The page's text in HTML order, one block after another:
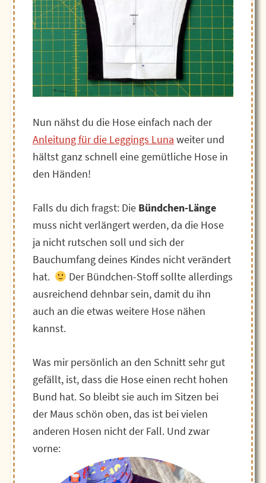
Nun nähst du die Hose einfach nach der
Anleitung für die Leggings Luna weiter und
hältst ganz schnell eine gemütliche Hose in
den Händen!
Falls du dich fragst: Die Bündchen-Länge
muss nicht verlängert werden, da die Hose
ja nicht rutschen soll und sich der
Bauchumfang deines Kindes nicht verändert
hat.
Der Bündchen-Stoff sollte allerdings
ausreichend dehnbar sein, damit du ihn
auch an die etwas weitere Hose nähen
kannst.
Was mir persönlich an den Schnitt sehr gut
gefällt, ist, dass die Hose einen recht hohen
Bund hat. So bleibt sie auch im Sitzen bei
der Maus schön oben, das ist bei vielen
anderen Hosen nicht der Fall. Und zwar
vorne: